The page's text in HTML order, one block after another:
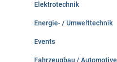
Elektrotechnik
Energie- / Umwelttechnik
Events
Fahrzeugbau / Automotive